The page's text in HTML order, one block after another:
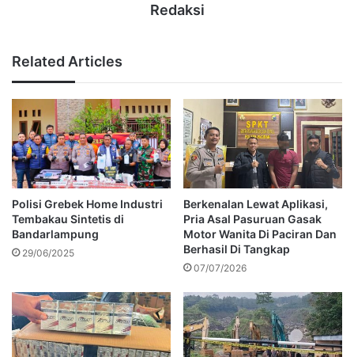
Redaksi
Related Articles
Polisi Grebek Home Industri
Tembakau Sintetis di
Bandarlampung
29/06/2025
Berkenalan Lewat Aplikasi,
Pria Asal Pasuruan Gasak
Motor Wanita Di Paciran Dan
Berhasil Di Tangkap
07/07/2026